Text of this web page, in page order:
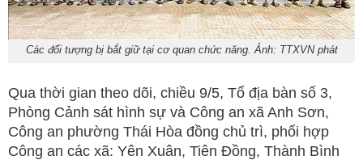
Các đối tượng bị bắt giữ tại cơ quan chức năng. Ảnh: TTXVN phát
Qua thời gian theo dõi, chiều 9/5, Tổ địa bàn số 3,
Phòng Cảnh sát hình sự và Công an xã Anh Sơn,
Công an phường Thái Hòa đồng chủ trì, phối hợp
Công an các xã: Yên Xuân, Tiên Đồng, Thành Bình